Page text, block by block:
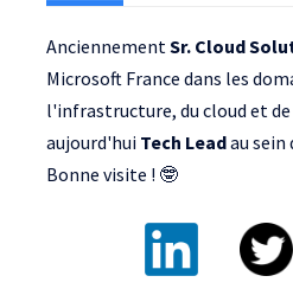
AnciennementSr. Cloud
Microsoft France dans les
l'infrastructure, du cloud et de
aujourd'hui Tech Leadau sein
Bonne visite ! 🤓